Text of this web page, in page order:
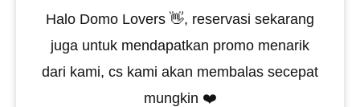
Halo Domo Lovers 👋, reservasi sekarang
juga untuk mendapatkan promo menarik
dari kami, cs kami akan membalas secepat
mungkin ❤️